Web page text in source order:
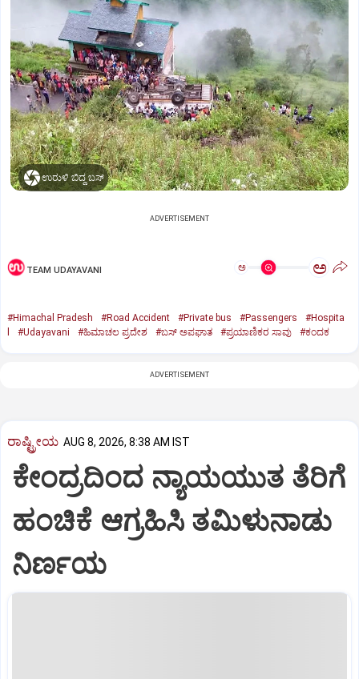
ಉರುಳಿ ಬಿದ್ದ ಬಸ್
ADVERTISEMENT
TEAM UDAYAVANI ಅ ಅ
#Himachal Pradesh #Road Accident #Private bus #Passengers
#Hospita
#Udayavani #ಹಿಮಾಚಲ ಪ್ರದೇಶ #ಬಸ್‌ ಅಪಘಾತ #ಪ್ರಯಾಣಿಕರ ಸಾವು #ಕಂದಕ
ADVERTISEMENT
ರಾಷ್ಟ್ರೀಯ AUG 8, 2026, 8:38 AM IST
ಕೇಂದ್ರದಿಂದ ನ್ಯಾಯಯುತ ತೆರಿಗೆ
ಹಂಚಿಕೆ ಆಗ್ರಹಿಸಿ ತಮಿಳುನಾಡು
ನಿರ್ಣಯ